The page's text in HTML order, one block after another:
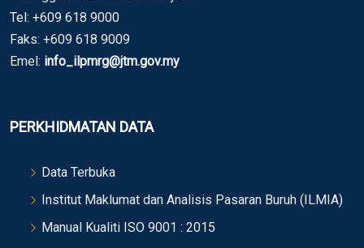
Tel: +609 618 9000
Faks: +609 618 9009
Emel: info_ilpmrg@jtm.gov.my
PERKHIDMATAN DATA
Data Terbuka
Institut Maklumat dan Analisis Pasaran Buruh (ILMIA)
Manual Kualiti ISO 9001 : 2015